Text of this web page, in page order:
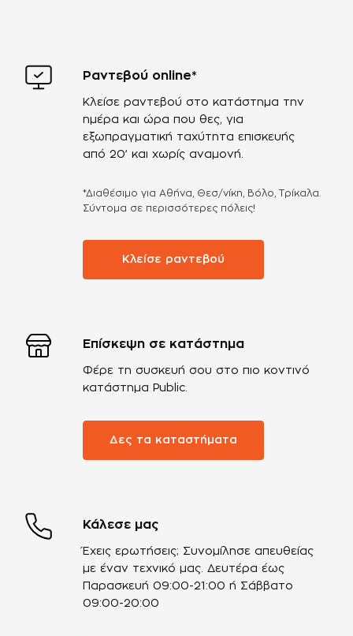
Ραντεβού online*
Κλείσε ραντεβού στο κατάστημα την
ημέρα και ώρα που θες, για
εξωπραγματική ταχύτητα επισκευής
από 20’ και χωρίς αναμονή.
*Διαθέσιμο για Αθήνα, Θεσ/νίκη, Βόλο, Τρίκαλα.
Σύντομα σε περισσότερες πόλεις!
Κλείσε ραντεβού
Επίσκεψη σε κατάστημα
Φέρε τη συσκευή σου στο πιο κοντινό
κατάστημα Public.
Δες τα καταστήματα
Κάλεσε μας
Έχεις ερωτήσεις; Συνομίλησε απευθείας
με έναν τεχνικό μας. Δευτέρα έως
Παρασκευή 09:00-21:00 ή Σάββατο
09:00-20:00